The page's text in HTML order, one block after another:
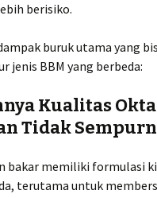
berisiko.
buruk utama yang
jenis BBM yang berbeda:
Kualitas
Tidak
bakar memiliki formulasi
terutama untuk